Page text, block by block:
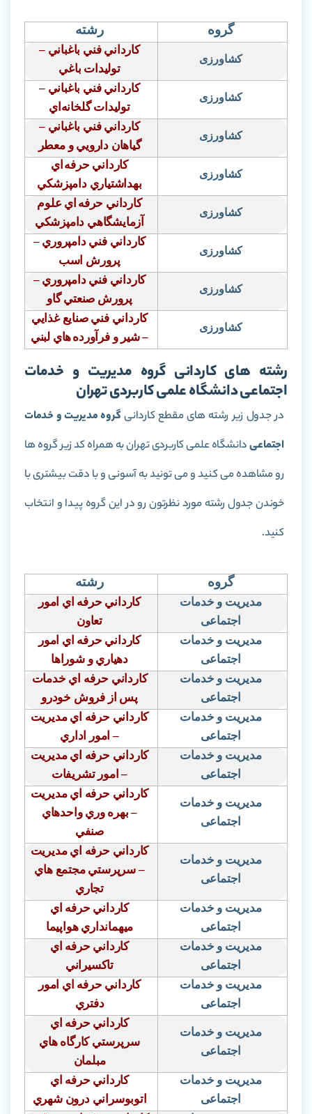
گروه رشته
کشاورزی
كارداني فني باغباني –
توليدات باغي
کشاورزی
كارداني فني باغباني –
توليدات گلخانه‌اي
کشاورزی
كارداني فني باغباني –
گياهان دارويي و معطر
کشاورزی
كارداني حرفه اي
بهداشتياري دامپزشكي
کشاورزی
كارداني حرفه اي علوم
آزمايشگاهي دامپزشكي
کشاورزی
كارداني فني دامپروري –
پرورش اسب
کشاورزی
كارداني فني دامپروري –
پرورش صنعتي گاو
کشاورزی
كارداني فني صنايع غذايي
– شير و فرآوردههاي لبني
رشته های کاردانی گروه مدیریت و خدمات
اجتماعی دانشگاه علمی کاربردی تهران
در جدول زیر رشته های مقطع کاردانیگروه مدیریت و خدمات
اجتماعیدانشگاه علمی کاربردی تهران به همراه کد زیر گروه ها
رو مشاهده می کنید و می تونید به آسونی و با دقت بیشتری با
خوندن جدول رشته مورد نظرتون رو در این گروه پیدا و انتخاب
کنید.
گروه رشته
مدیریت و خدمات
اجتماعی
كارداني حرفه اي امور
تعاون
مدیریت و خدمات
اجتماعی
كارداني حرفه اي امور
دهياري و شوراها
مدیریت و خدمات
اجتماعی
كارداني حرفه اي خدمات
پس از فروش خودرو
مدیریت و خدمات
اجتماعی
كارداني حرفه اي مديريت
– امور اداري
مدیریت و خدمات
اجتماعی
كارداني حرفه اي مديريت
– امور تشريفات
مدیریت و خدمات
اجتماعی
كارداني حرفه اي مديريت
–بهره وري واحدهاي
صنفي
مدیریت و خدمات
اجتماعی
كارداني حرفه اي مديريت
– سرپرستي مجتمع هاي
تجاري
مدیریت و خدمات
اجتماعی
كارداني حرفه اي
ميهمانداري هواپيما
مدیریت و خدمات
اجتماعی
كارداني حرفه اي
تاكسيراني
مدیریت و خدمات
اجتماعی
كارداني حرفه اي امور
دفتري
مدیریت و خدمات
اجتماعی
كارداني حرفه اي
سرپرستي كارگاه هاي
مبلمان
مدیریت و خدمات
اجتماعی
كارداني حرفه اي
اتوبوسراني درون شهري